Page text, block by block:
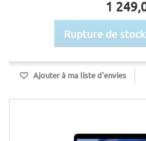
1
Rupture de stock
Ajouter à ma liste d'envies